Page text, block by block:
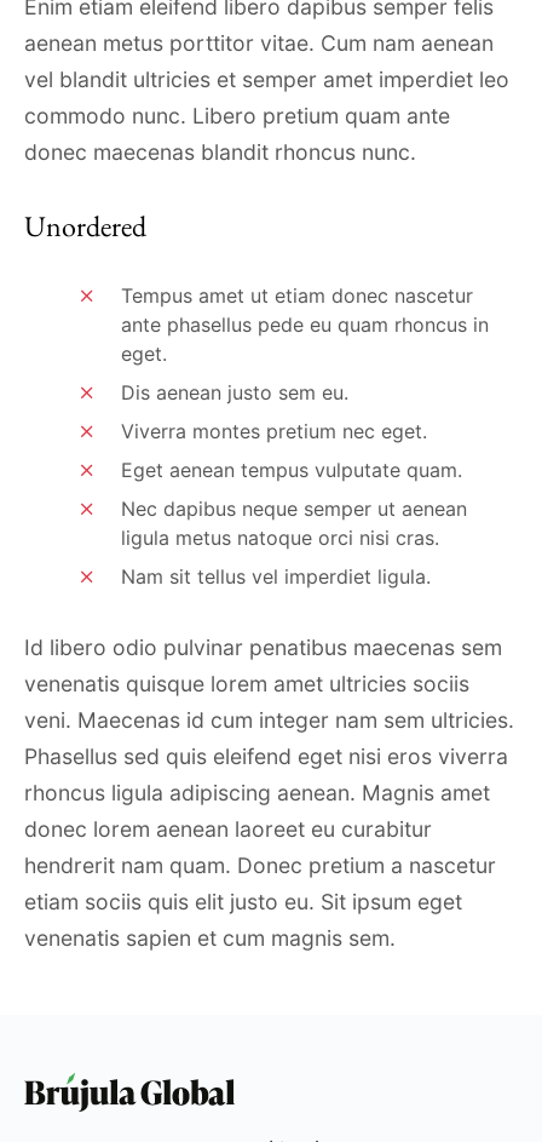
Enim etiam eleifend libero dapibus semper felis
aenean metus porttitor vitae. Cum nam aenean
vel blandit ultricies et semper amet imperdiet leo
commodo nunc. Libero pretium quam ante
donec maecenas blandit rhoncus nunc.
Unordered
Tempus amet ut etiam donec nascetur
ante phasellus pede eu quam rhoncus in
eget.
Dis aenean justo sem eu.
Viverra montes pretium nec eget.
Eget aenean tempus vulputate quam.
Nec dapibus neque semper ut aenean
ligula metus natoque orci nisi cras.
Nam sit tellus vel imperdiet ligula.
Id libero odio pulvinar penatibus maecenas sem
venenatis quisque lorem amet ultricies sociis
veni. Maecenas id cum integer nam sem ultricies.
Phasellus sed quis eleifend eget nisi eros viverra
rhoncus ligula adipiscing aenean. Magnis amet
donec lorem aenean laoreet eu curabitur
hendrerit nam quam. Donec pretium a nascetur
etiam sociis quis elit justo eu. Sit ipsum eget
venenatis sapien et cum magnis sem.